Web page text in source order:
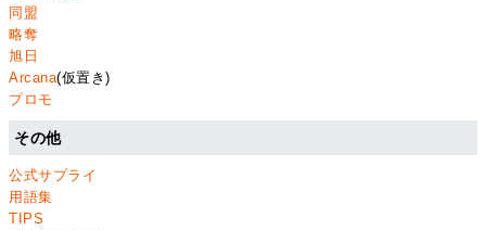
同盟
略奪
旭日
Arcana(仮置き)
プロモ
その他
公式サプライ
用語集
TIPS